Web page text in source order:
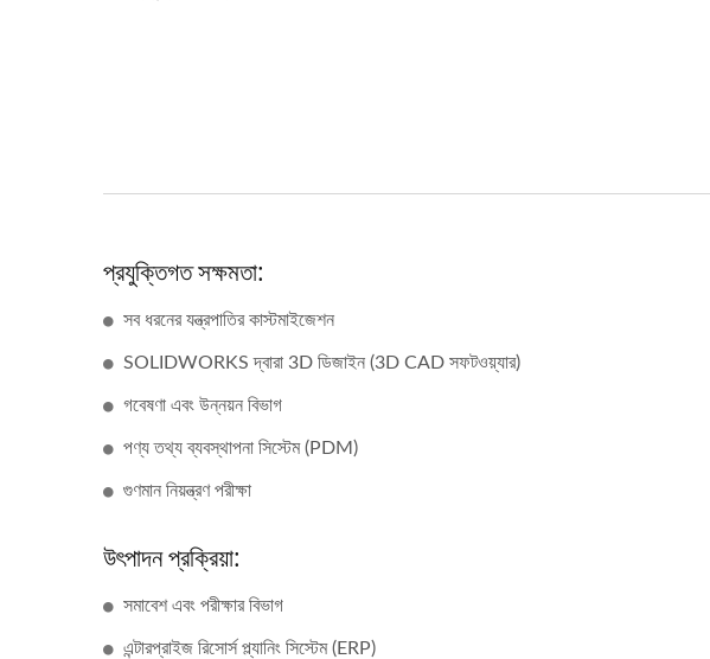
প্রযুক্তিগত সক্ষমতা:
সব ধরনের যন্ত্রপাতির কাস্টমাইজেশন
SOLIDWORKS দ্বারা 3D ডিজাইন (3D CAD সফটওয়্যার)
গবেষণা এবং উন্নয়ন বিভাগ
পণ্য তথ্য ব্যবস্থাপনা সিস্টেম (PDM)
গুণমান নিয়ন্ত্রণ পরীক্ষা
উৎপাদন প্রক্রিয়া:
সমাবেশ এবং পরীক্ষার বিভাগ
এন্টারপ্রাইজ রিসোর্স প্ল্যানিং সিস্টেম (ERP)